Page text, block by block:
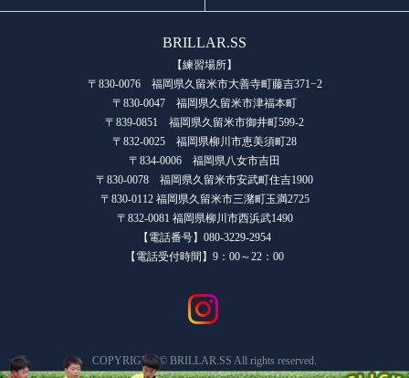
BRILLAR.SS
【練習場所】
〒830-0076 福岡県久留米市大善寺町藤吉371−2
〒830-0047 福岡県久留米市津福本町
〒839-0851 福岡県久留米市御井町599-2
〒832-0025 福岡県柳川市恵美須町28
〒834-0006 福岡県八女市吉田
〒830-0078 福岡県久留米市安武町住吉1900
〒830-0112 福岡県久留米市三潴町玉満2725
〒832-0081 福岡県柳川市西浜武1490
【電話番号】080-3229-2954
【電話受付時間】9：00～22：00
COPYRIGHT © BRILLAR.SS All rights reserved.